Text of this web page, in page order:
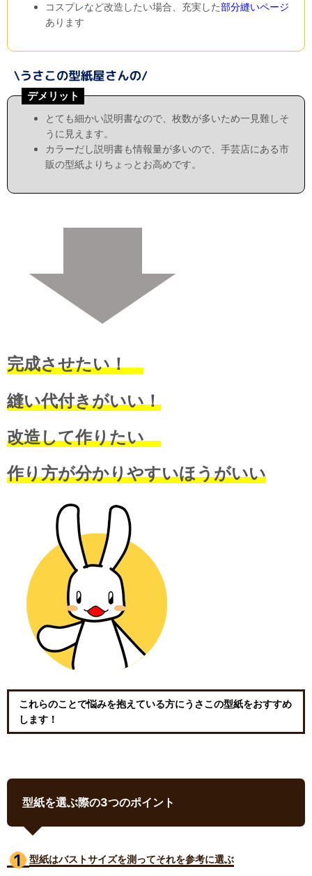
コスプレなど改造したい場合、充実した部分縫いページ
あります
デメリット
とても細かい説明書なので、枚数が多いため一見難しそ
うに見えます。
カラーだし説明書も情報量が多いので、手芸店にある市
販の型紙よりちょっとお高めです。
完成させたい！
縫い代付きがいい！
改造して作りたい
作り方が分かりやすいほうがいい
これらのことで悩みを抱えている方にうさこの型紙をおすすめ
します！
型紙を選ぶ際の3つのポイント
型紙はバストサイズを測ってそれを参考に選ぶ